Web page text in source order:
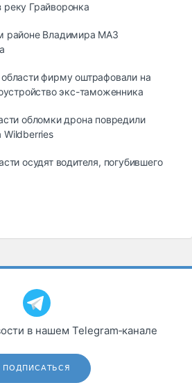
Грайворонка
районе Владимира МАЗ
фирму оштрафовали на
экс-таможенника
обломки дрона повредили
Wildberries
осудят водителя, погубившего
в нашем Telegram‑канале
ПОДПИСАТЬСЯ